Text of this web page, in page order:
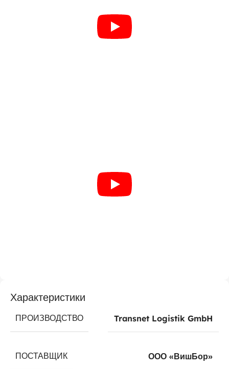
Характеристики
ПРОИЗВОДСТВО Transnet Logistik GmbH
ПОСТАВЩИК ООО «ВишБор»